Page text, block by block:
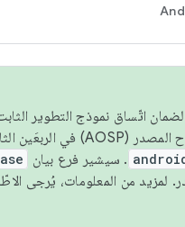
من عام 2026، ولضمان اتّساق نموذج
. سيشير فرع بيان